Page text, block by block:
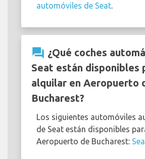
automóviles de Seat
question_answer ¿Qué coches
Seat están disponibles
alquilar en Aeropuerto
Bucharest?
Los siguientes automóviles
de Seat están disponibles
Aeropuerto de Bucharest: